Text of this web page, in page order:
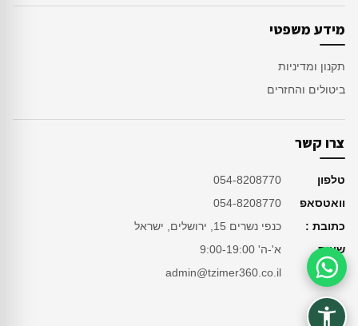
מידע משפטי
תקנון ומדיניות
ביטולים והחזרים
צרו קשר
טלפון
054-8208770
וואטסאפ
054-8208770
כתובת :
כנפי נשרים 15, ירושלים, ישראל
שעות
א'-ה' 9:00-19:00
מייל
admin@tzimer360.co.ilסיוע בהזמנה